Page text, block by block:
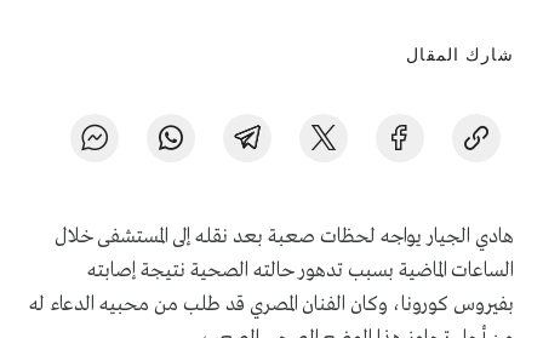
شارك المقال
هادي الجيار يواجه لحظات صعبة بعد نقله إلى المستشفى خلال
الساعات الماضية بسبب تدهور حالته الصحية نتيجة إصابته
بفيروس كورونا، وكان الفنان المصري قد طلب من محبيه الدعاء له